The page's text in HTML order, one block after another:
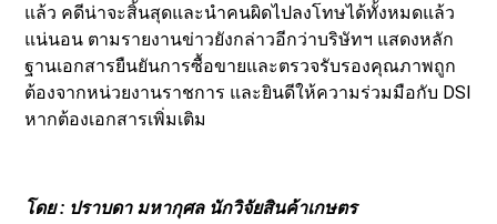
แล้ว คดีน่าจะสิ้นสุดและนำคนผิดไปลงโทษได้ทั้งหมดแล้ว
แน่นอน ตามรายงานข่าวยังกล่าวอีกว่าบริษัทฯ แสดงหลัก
ฐานเอกสารยืนยันการซื้อขายและตรวจรับรองคุณภาพถูก
ต้องจากหน่วยงานราชการ และยินดีให้ความร่วมมือกับ DSI
หากต้องเอกสารเพิ่มเติม
โดย : ปราบดา มหากุศล นักวิจัยสินค้าเกษตร